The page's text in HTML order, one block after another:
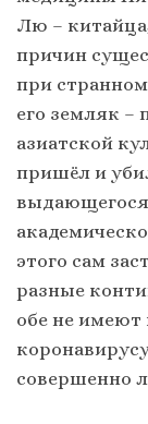
Лю –
причин
при
его земляк –
азиатской
пришёл и
этого сам
разные
обе не
совершенно